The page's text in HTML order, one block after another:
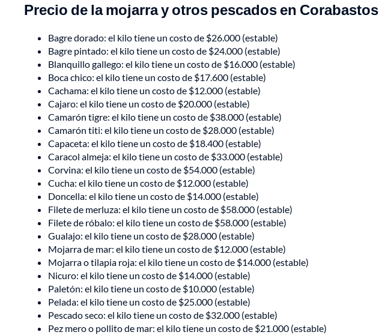
Precio de la mojarra y otros pescados en Corabastos
Bagre dorado: el kilo tiene un costo de $26.000 (estable)
Bagre pintado: el kilo tiene un costo de $24.000 (estable)
Blanquillo gallego: el kilo tiene un costo de $16.000 (estable)
Boca chico: el kilo tiene un costo de $17.600 (estable)
Cachama: el kilo tiene un costo de $12.000 (estable)
Cajaro: el kilo tiene un costo de $20.000 (estable)
Camarón tigre: el kilo tiene un costo de $38.000 (estable)
Camarón titi: el kilo tiene un costo de $28.000 (estable)
Capaceta: el kilo tiene un costo de $18.400 (estable)
Caracol almeja: el kilo tiene un costo de $33.000 (estable)
Corvina: el kilo tiene un costo de $54.000 (estable)
Cucha: el kilo tiene un costo de $12.000 (estable)
Doncella: el kilo tiene un costo de $14.000 (estable)
Filete de merluza: el kilo tiene un costo de $58.000 (estable)
Filete de róbalo: el kilo tiene un costo de $58.000 (estable)
Gualajo: el kilo tiene un costo de $28.000 (estable)
Mojarra de mar: el kilo tiene un costo de $12.000 (estable)
Mojarra o tilapia roja: el kilo tiene un costo de $14.000 (estable)
Nicuro: el kilo tiene un costo de $14.000 (estable)
Paletón: el kilo tiene un costo de $10.000 (estable)
Pelada: el kilo tiene un costo de $25.000 (estable)
Pescado seco: el kilo tiene un costo de $32.000 (estable)
Pez mero o pollito de mar: el kilo tiene un costo de $21.000 (estable)